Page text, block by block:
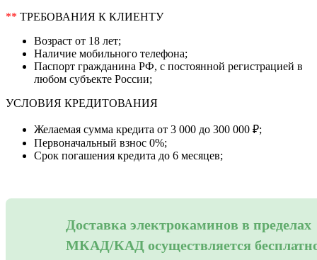
** ТРЕБОВАНИЯ К КЛИЕНТУ
Возраст от 18 лет;
Наличие мобильного телефона;
Паспорт гражданина РФ, с постоянной регистрацией в
любом субъекте России;
УСЛОВИЯ КРЕДИТОВАНИЯ
Желаемая сумма кредита от 3 000 до 300 000 ₽;
Первоначальный взнос 0%;
Срок погашения кредита до 6 месяцев;
Доставка электрокаминов в пределах
МКАД/КАД осуществляется